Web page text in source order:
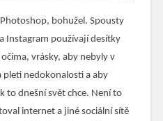
bohužel. Spousty
Instagram používají desítky
vrásky, aby nebyly v
pleti nedokonalosti a aby
to dnešní svět chce. Není to
internet a jiné sociální sítě